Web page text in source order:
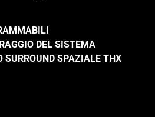
DEL SISTEMA
SURROUND SPAZIALE THX